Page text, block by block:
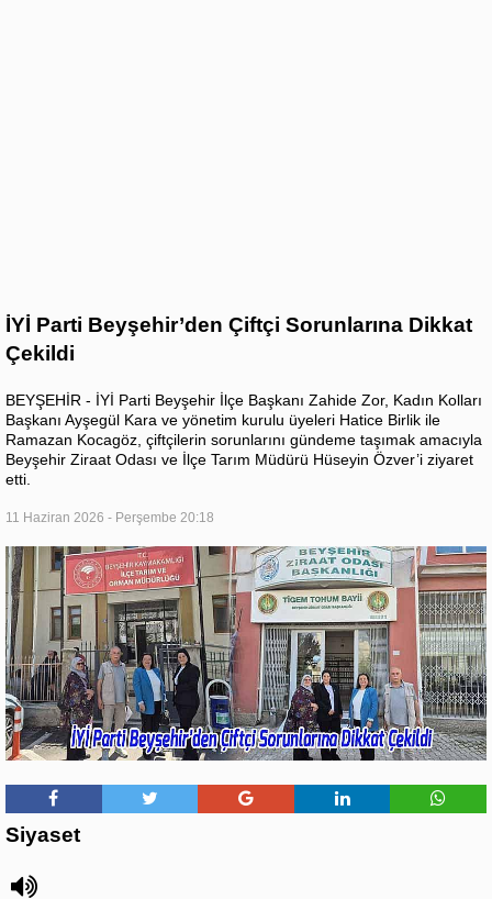
İYİ Parti Beyşehir’den Çiftçi Sorunlarına Dikkat
Çekildi
BEYŞEHİR - İYİ Parti Beyşehir İlçe Başkanı Zahide Zor, Kadın Kolları
Başkanı Ayşegül Kara ve yönetim kurulu üyeleri Hatice Birlik ile
Ramazan Kocagöz, çiftçilerin sorunlarını gündeme taşımak amacıyla
Beyşehir Ziraat Odası ve İlçe Tarım Müdürü Hüseyin Özver’i ziyaret
etti.
11 Haziran 2026 - Perşembe 20:18
Siyaset